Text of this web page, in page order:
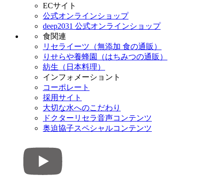
ECサイト
公式オンラインショップ
deep2031 公式オンラインショップ
食関連
リセライーツ（無添加 食の通販）
りせらや養蜂園（はちみつの通販）
紡生（日本料理）
インフォメーショント
コーポレート
採用サイト
大切な水へのこだわり
ドクターリセラ音声コンテンツ
奥迫協子スペシャルコンテンツ